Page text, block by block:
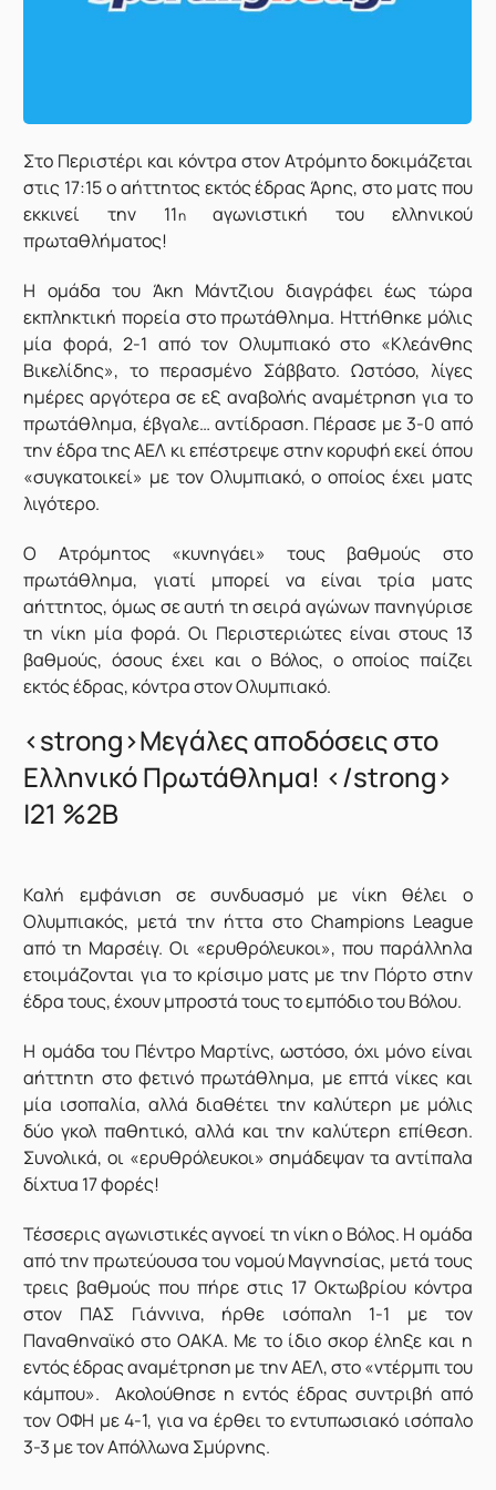
Στο Περιστέρι και κόντρα στον Ατρόμητο δοκιμάζεται
στις 17:15 ο αήττητος εκτός έδρας Άρης, στο ματς που
εκκινεί την 11η αγωνιστική του ελληνικού
πρωταθλήματος!
Η ομάδα του Άκη Μάντζιου διαγράφει έως τώρα
εκπληκτική πορεία στο πρωτάθλημα. Ηττήθηκε μόλις
μία φορά, 2-1 από τον Ολυμπιακό στο «Κλεάνθης
Βικελίδης», το περασμένο Σάββατο. Ωστόσο, λίγες
ημέρες αργότερα σε εξ αναβολής αναμέτρηση για το
πρωτάθλημα, έβγαλε… αντίδραση. Πέρασε με 3-0 από
την έδρα της ΑΕΛ κι επέστρεψε στην κορυφή εκεί όπου
«συγκατοικεί» με τον Ολυμπιακό, ο οποίος έχει ματς
λιγότερο.
Ο Ατρόμητος «κυνηγάει» τους βαθμούς στο
πρωτάθλημα, γιατί μπορεί να είναι τρία ματς
αήττητος, όμως σε αυτή τη σειρά αγώνων πανηγύρισε
τη νίκη μία φορά. Οι Περιστεριώτες είναι στους 13
βαθμούς, όσους έχει και ο Βόλος, ο οποίος παίζει
εκτός έδρας, κόντρα στον Ολυμπιακό.
<strong>Μεγάλες αποδόσεις στο
Ελληνικό Πρωτάθλημα! </strong>
|21 %2B
Καλή εμφάνιση σε συνδυασμό με νίκη θέλει ο
Ολυμπιακός, μετά την ήττα στο Champions League
από τη Μαρσέιγ. Οι «ερυθρόλευκοι», που παράλληλα
ετοιμάζονται για το κρίσιμο ματς με την Πόρτο στην
έδρα τους, έχουν μπροστά τους το εμπόδιο του Βόλου.
Η ομάδα του Πέντρο Μαρτίνς, ωστόσο, όχι μόνο είναι
αήττητη στο φετινό πρωτάθλημα, με επτά νίκες και
μία ισοπαλία, αλλά διαθέτει την καλύτερη με μόλις
δύο γκολ παθητικό, αλλά και την καλύτερη επίθεση.
Συνολικά, οι «ερυθρόλευκοι» σημάδεψαν τα αντίπαλα
δίχτυα 17 φορές!
Τέσσερις αγωνιστικές αγνοεί τη νίκη ο Βόλος. Η ομάδα
από την πρωτεύουσα του νομού Μαγνησίας, μετά τους
τρεις βαθμούς που πήρε στις 17 Οκτωβρίου κόντρα
στον ΠΑΣ Γιάννινα, ήρθε ισόπαλη 1-1 με τον
Παναθηναϊκό στο ΟΑΚΑ. Με το ίδιο σκορ έληξε και η
εντός έδρας αναμέτρηση με την ΑΕΛ, στο «ντέρμπι του
κάμπου». Ακολούθησε η εντός έδρας συντριβή από
τον ΟΦΗ με 4-1, για να έρθει το εντυπωσιακό ισόπαλο
3-3 με τον Απόλλωνα Σμύρνης.